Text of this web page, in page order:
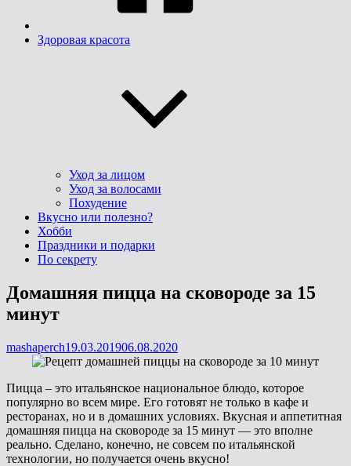
Здоровая красота
Уход за лицом
Уход за волосами
Похудение
Вкусно или полезно?
Хобби
Праздники и подарки
По секрету
Домашняя пицца на сковороде за 15
минут
mashaperchОпубликовано
на
19.03.201906.08.2020
Пицца – это итальянское национальное блюдо, которое
популярно во всем мире. Его готовят не только в кафе и
ресторанах, но и в домашних условиях. Вкусная и аппетитная
домашняя пицца на сковороде за 15 минут — это вполне
реально. Сделано, конечно, не совсем по итальянской
технологии, но получается очень вкусно!